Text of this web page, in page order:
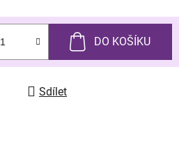
DO KOŠÍKU
Sdílet